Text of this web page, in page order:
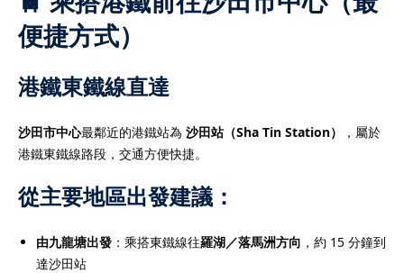
便捷方式）
港鐵東鐵線直達
沙田市中心最鄰近的港鐵站為 沙田站（Sha Tin Station）
，屬於
港鐵東鐵線路段，交通方便快捷。
從主要地區出發建議：
由九龍塘出發 ：乘搭東鐵線往羅湖／落馬洲方向 ，約 15 分鐘到
達沙田站